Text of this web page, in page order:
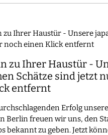
zu Ihrer Haustür -
Schätze sind jetzt
entfernt
Erfolg
Berlin freuen wir uns, den
bekannt zu geben. Jetzt